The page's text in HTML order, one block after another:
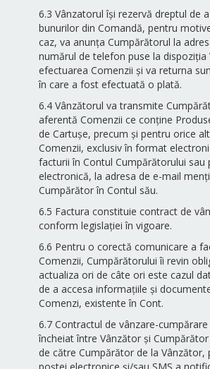
6.3 Vânzatorul își rezervă dreptul de
bunurilor din Comandă, pentru
caz, va anunța Cumpărătorul la
numărul de telefon puse la dispoziția
efectuarea Comenzii și va returna
în care a fost efectuată o plată.
6.4 Vânzătorul va transmite
aferentă Comenzii ce conține
de Cartușe, precum și pentru orice
Comenzii, exclusiv în format
facturii în Contul Cumpărătorului sau
electronică, la adresa de e-mail
Cumpărător în Contul său.
6.5 Factura constituie contract de
conform legislației în vigoare.
6.6 Pentru o corectă comunicare a
Comenzii, Cumpărătorului îi revin
actualiza ori de câte ori este cazul
de a accesa informațiile și
Comenzi, existente în Cont.
6.7 Contractul de vânzare-
încheiat între Vânzător și
de către Cumpărător de la Vânzător,